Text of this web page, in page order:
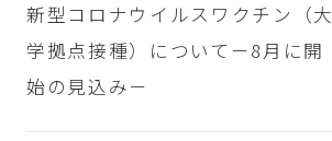
新型コロナウイルスワクチン（大
学拠点接種）について－8月に開
始の見込み－